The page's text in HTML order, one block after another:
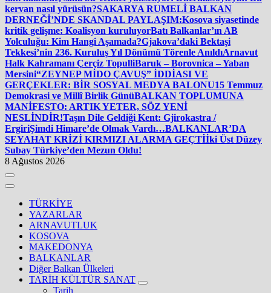
kervan nasıl yürüsün?SAKARYA RUMELİ BALKAN
DERNEĞİ’NDE SKANDAL PAYLAŞIM:Kosova siyasetinde
kritik gelişme: Koalisyon kuruluyorBatı Balkanlar’ın AB
Yolculuğu: Kim Hangi Aşamada?Gjakova’daki Bektaşi
Tekkesi’nin 236. Kuruluş Yıl Dönümü Törenle AnıldıArnavut
Halk Kahramanı Çerçiz TopulliBaruk – Borovnica – Yaban
Mersini“ZEYNEP MİDO ÇAVUŞ” İDDİASI VE
GERÇEKLER: BİR SOSYAL MEDYA BALONU15 Temmuz
Demokrasi ve Millî Birlik GünüBALKAN TOPLUMUNA
MANİFESTO: ARTIK YETER, SÖZ YENİ
NESLİNDİR!Taşın Dile Geldiği Kent: Gjirokastra /
ErgiriŞimdi Himare’de Olmak Vardı…BALKANLAR’DA
SEYAHAT KRİZİ KIRMIZI ALARMA GEÇTİİki Üst Düzey
Subay Türkiye’den Mezun Oldu!
8 Ağustos 2026
TÜRKİYE
YAZARLAR
ARNAVUTLUK
KOSOVA
MAKEDONYA
BALKANLAR
Diğer Balkan Ülkeleri
TARİH KÜLTÜR SANAT
Tarih